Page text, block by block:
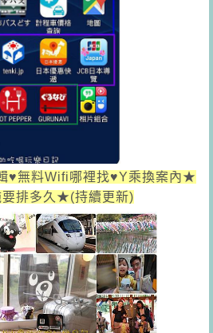
♥無料Wifi哪裡找♥Y乘換案內★
要排多久★(持續更新)